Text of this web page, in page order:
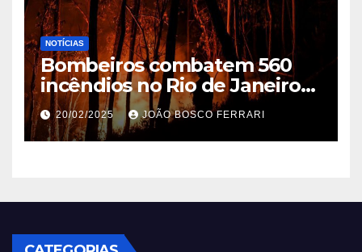
NOTÍCIAS
Bombeiros combatem 560
incêndios no Rio de Janeiro
em 2025
20/02/2025 JOÃO BOSCO FERRARI